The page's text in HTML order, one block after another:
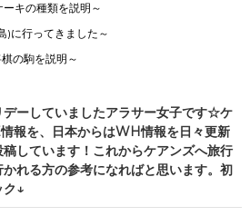
キの種類を説明～
に行ってきました～
の駒を説明～
ーしていましたアラサー女子です☆ケ
報を、日本からはWH情報を日々更新
しています！これからケアンズへ旅行
れる方の参考になればと思います。初
ク↓